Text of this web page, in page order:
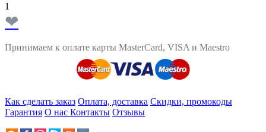
1
❤
Принимаем к оплате карты MasterCard, VISA и Maestro
Как сделать заказ Оплата, доставка Скидки, промокоды
Гарантия О нас Контакты Отзывы